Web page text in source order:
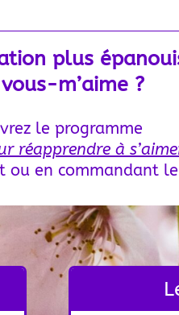
plus
m’aime ?
le programme
réapprendre à
ou en commandant